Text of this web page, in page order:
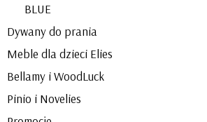
BLUE
Dywany do prania
Meble dla dzieci Elies
Bellamy i WoodLuck
Pinio i Novelies